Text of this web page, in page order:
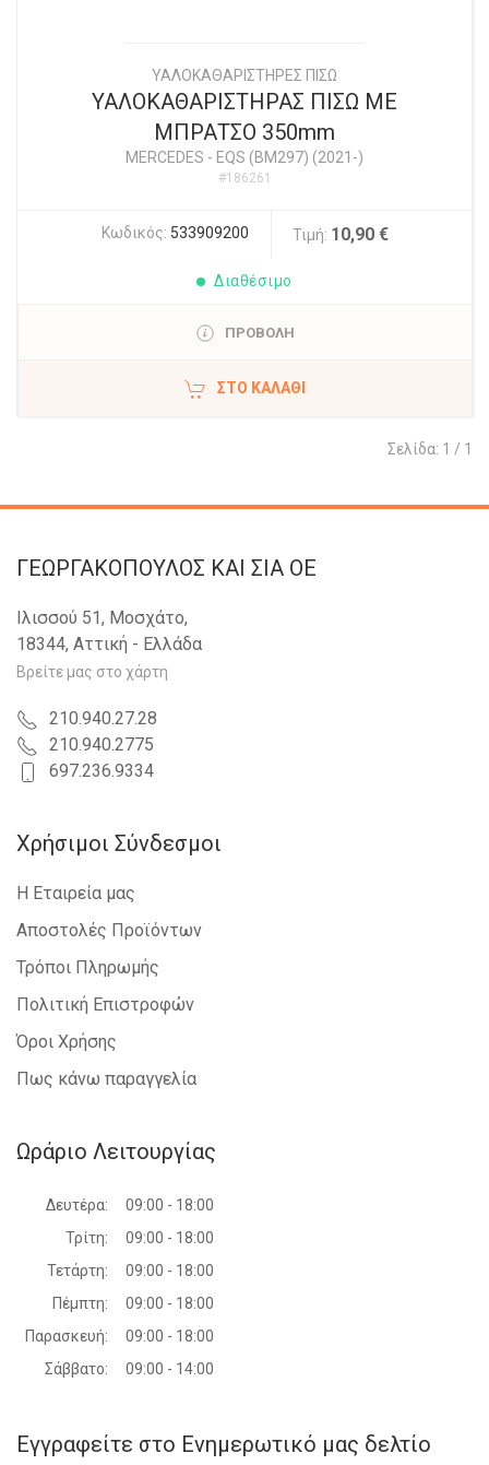
ΥΑΛΟΚΑΘΑΡΙΣΤΗΡΕΣ ΠΙΣΩ
ΥΑΛΟΚΑΘΑΡΙΣΤΗΡΑΣ ΠΙΣΩ ΜΕ
ΜΠΡΑΤΣΟ 350mm
MERCEDES - EQS (BM297) (2021-)
#186261
Κωδικός: 533909200 Τιμή: 10,90 €
Διαθέσιμο
ΠΡΟΒΟΛΗ
ΣΤΟ ΚΑΛΆΘΙ
Σελίδα: 1 / 1
ΓΕΩΡΓΑΚΟΠΟΥΛΟΣ KAI ΣΙΑ OE
Ιλισσού 51, Μοσχάτο,
18344, Αττική - Ελλάδα
Βρείτε μας στο χάρτη
210.940.27.28
210.940.2775
697.236.9334
Χρήσιμοι Σύνδεσμοι
Η Εταιρεία μας
Αποστολές Προϊόντων
Τρόποι Πληρωμής
Πολιτική Επιστροφών
Όροι Χρήσης
Πως κάνω παραγγελία
Ωράριο Λειτουργίας
Δευτέρα:
09:00 - 18:00
Τρίτη:
09:00 - 18:00
Τετάρτη:
09:00 - 18:00
Πέμπτη:
09:00 - 18:00
Παρασκευή:
09:00 - 18:00
Σάββατο:
09:00 - 14:00
Εγγραφείτε στο Ενημερωτικό μας δελτίο